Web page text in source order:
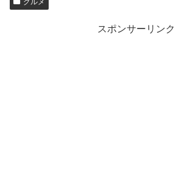
グルメ
スポンサーリンク